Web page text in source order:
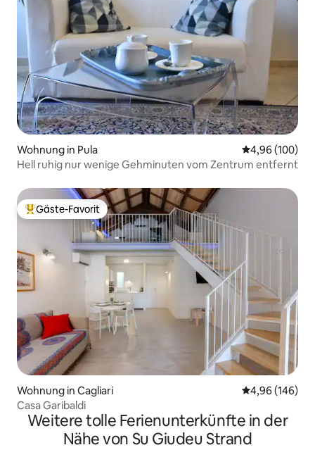
Wohnung in Pula
4,96 (100)
Hell ruhig nur wenige Gehminuten vom Zentrum entfernt
Beliebter Gäste-Favorit.
Gäste-Favorit
Wohnung in Cagliari
4,96 (146)
Casa Garibaldi
Weitere tolle Ferienunterkünfte in der
Nähe von Su Giudeu Strand